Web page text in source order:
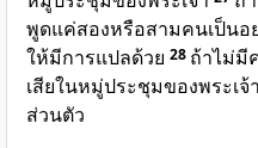
พูดแค่สองหรือสามคนเป็นอ
ให้มีการแปลด้วย 28 ถ้าไม่มี
เสียในหมู่ประชุมของพระเจ้
ส่วนตัว